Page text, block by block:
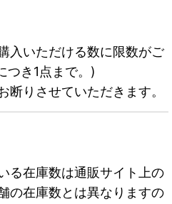
入いただける数に限数がご
つき1点まで。)
断りさせていただきます。
る在庫数は通販サイト上の
の在庫数とは異なりますの